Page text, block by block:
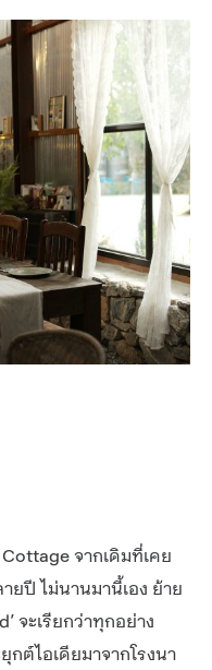
จากเดิมที่เคย
ยปี ไม่นานมานี้เอง ย้าย
จะเรียกว่าทุกอย่าง
กต์ไอเดียมาจากโรงนา